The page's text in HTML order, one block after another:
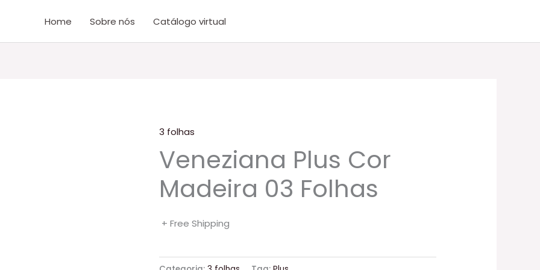
Home Sobre nós Catálogo virtual
3 folhas
Veneziana Plus Cor
Madeira 03 Folhas
+ Free Shipping